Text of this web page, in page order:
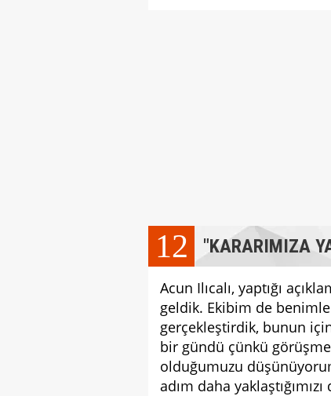
12 "KARARIMIZA
Acun Ilıcalı, yaptığı
geldik. Ekibim de
gerçekleştirdik, bunun
bir gündü çünkü
olduğumuzu
adım daha